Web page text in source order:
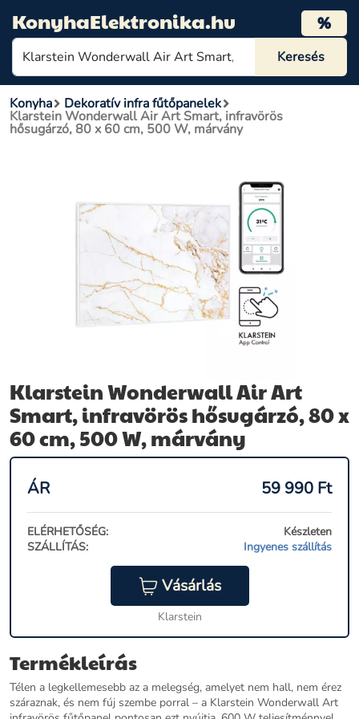
KonyhaElektronika.hu %
Konyha Dekoratív infra fűtőpanelek
Klarstein Wonderwall Air Art Smart, infravörös
hősugárzó, 80 x 60 cm, 500 W, márvány
Klarstein Wonderwall Air Art
Smart, infravörös hősugárzó, 80 x
60 cm, 500 W, márvány
ÁR 59 990 Ft
ELÉRHETŐSÉG:
Készleten
SZÁLLÍTÁS:
Ingyenes szállítás
Vásárlás
Klarstein
Termékleírás
Télen a legkellemesebb az a melegség, amelyet nem hall, nem érez
száraznak, és nem fúj szembe porral – a Klarstein Wonderwall Art